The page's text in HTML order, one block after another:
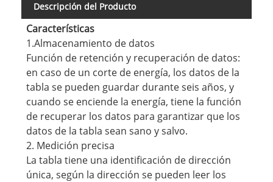
Descripción del Producto
Características
1.Almacenamiento de datos
Función de retención y recuperación de datos:
en caso de un corte de energía, los datos de la
tabla se pueden guardar durante seis años, y
cuando se enciende la energía, tiene la función
de recuperar los datos para garantizar que los
datos de la tabla sean sano y salvo.
2. Medición precisa
La tabla tiene una identificación de dirección
única, según la dirección se pueden leer los